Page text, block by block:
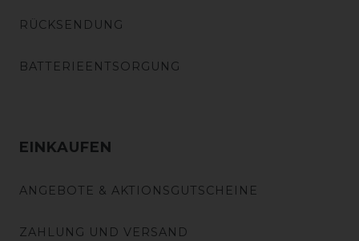
RÜCKSENDUNG
BATTERIEENTSORGUNG
EINKAUFEN
ANGEBOTE & AKTIONSGUTSCHEINE
ZAHLUNG UND VERSAND